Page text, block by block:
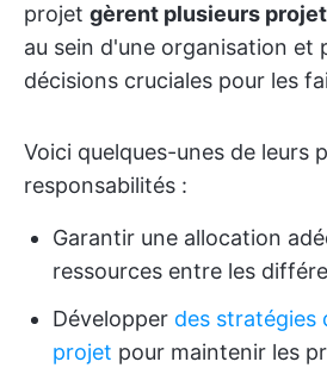
projet gèrent plusieurs
au sein d'une organisation et
décisions cruciales pour les
Voici quelques-unes de leurs
responsabilités :
Garantir une allocation
ressources entre les
Développer des stratégies
projet pour maintenir les